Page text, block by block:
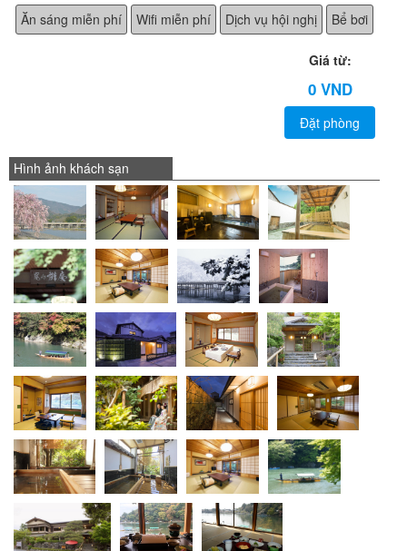
Ăn sáng miễn phí
Wifi miễn phí Dịch vụ hội nghị Bể bơi
Giá từ:
0 VND
Đặt phòng
Hình ảnh khách sạn